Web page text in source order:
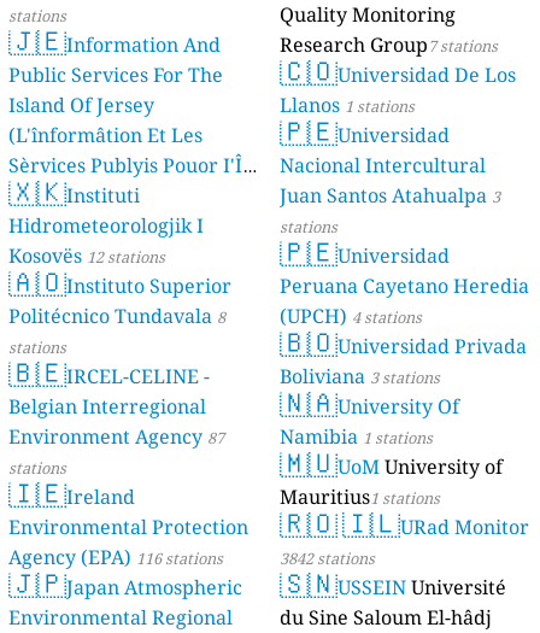
stations
🇯🇪Information And
Public Services For The
Island Of Jersey
(L'înformâtion Et Les
Sèrvices Publyis Pouor I'Île
Dé Jèrri) 2 stations
🇽🇰Instituti
Hidrometeorologjik I
Kosovës 12 stations
🇦🇴Instituto Superior
Politécnico Tundavala 8
stations
🇧🇪IRCEL-CELINE -
Belgian Interregional
Environment Agency 87
stations
🇮🇪Ireland
Environmental Protection
Agency (EPA) 116 stations
🇯🇵Japan Atmospheric
Environmental Regional
Quality Monitoring
Research Group7 stations
🇨🇴Universidad De Los
Llanos 1 stations
🇵🇪Universidad
Nacional Intercultural
Juan Santos Atahualpa 3
stations
🇵🇪Universidad
Peruana Cayetano Heredia
(UPCH) 4 stations
🇧🇴Universidad Privada
Boliviana 3 stations
🇳🇦University Of
Namibia 1 stations
🇲🇺UoMUniversity of
Mauritius1 stations
🇷🇴🇮🇱URad Monitor
3842 stations
🇸🇳USSEINUniversité
du Sine Saloum El-hâdj